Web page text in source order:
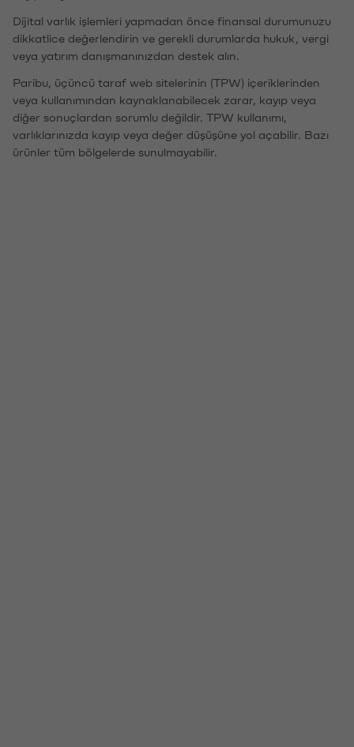
Dijital varlık işlemleri yapmadan önce finansal durumunuzu
dikkatlice değerlendirin ve gerekli durumlarda hukuk, vergi
veya yatırım danışmanınızdan destek alın.
Paribu, üçüncü taraf web sitelerinin (TPW) içeriklerinden
veya kullanımından kaynaklanabilecek zarar, kayıp veya
diğer sonuçlardan sorumlu değildir. TPW kullanımı,
varlıklarınızda kayıp veya değer düşüşüne yol açabilir. Bazı
ürünler tüm bölgelerde sunulmayabilir.